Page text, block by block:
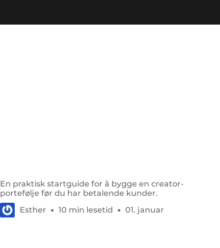
En praktisk startguide for å bygge en creator-
portefølje før du har betalende kunder.
Esther
10 min lesetid 01. januar